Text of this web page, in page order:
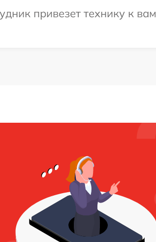
привезет технику к вам